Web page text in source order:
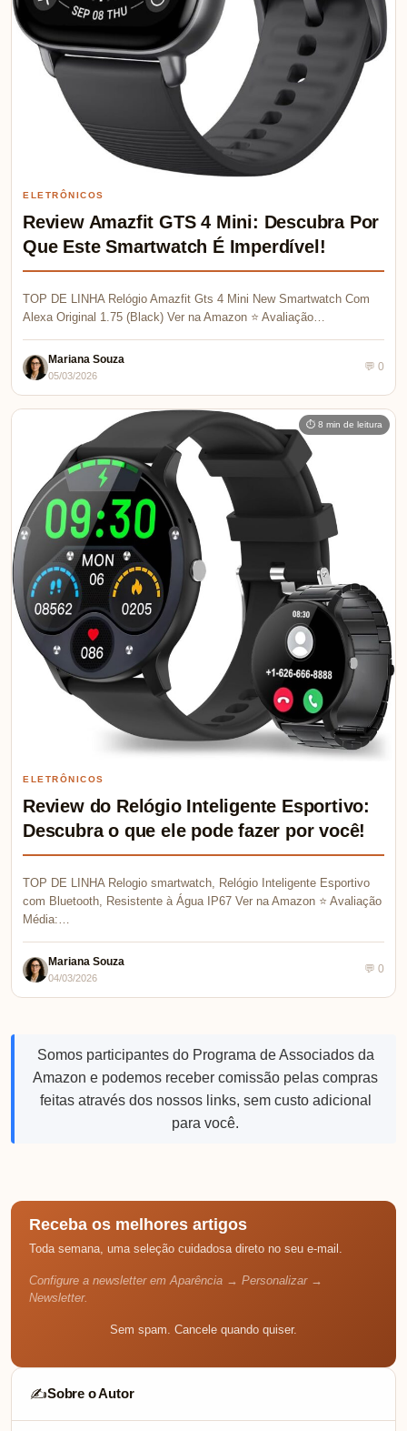
ELETRÔNICOS
Review Amazfit GTS 4 Mini: Descubra Por
Que Este Smartwatch É Imperdível!
TOP DE LINHA Relógio Amazfit Gts 4 Mini New Smartwatch Com
Alexa Original 1.75 (Black) Ver na Amazon ⭐ Avaliação…
Mariana Souza
05/03/2026
💬 0
⏱ 8 min de leitura
ELETRÔNICOS
Review do Relógio Inteligente Esportivo:
Descubra o que ele pode fazer por você!
TOP DE LINHA Relogio smartwatch, Relógio Inteligente Esportivo
com Bluetooth, Resistente à Água IP67 Ver na Amazon ⭐ Avaliação
Média:…
Mariana Souza
04/03/2026
💬 0
Somos participantes do Programa de Associados da
Amazon e podemos receber comissão pelas compras
feitas através dos nossos links, sem custo adicional
para você.
Receba os melhores artigos
Toda semana, uma seleção cuidadosa direto no seu e-mail.
Configure a newsletter em Aparência → Personalizar →
Newsletter.
Sem spam. Cancele quando quiser.
✍️Sobre o Autor